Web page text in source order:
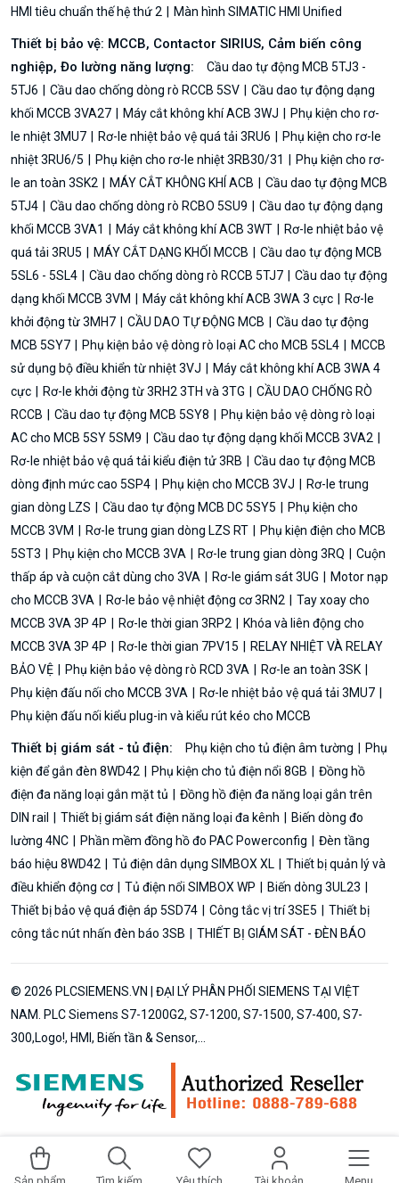
Thêm vào giỏ hàng Mua ngay
HMI tiêu chuẩn thế hệ thứ 2
Màn hình SIMATIC HMI Unified
Thiết bị bảo vệ: MCCB, Contactor SIRIUS, Cảm biến công
nghiệp, Đo lường năng lượng:
Cầu dao tự động MCB 5TJ3 -
5TJ6
Cầu dao chống dòng rò RCCB 5SV
Cầu dao tự động dạng
khối MCCB 3VA27
Máy cắt không khí ACB 3WJ
Phụ kiện cho rơ-
le nhiệt 3MU7
Rơ-le nhiệt bảo vệ quá tải 3RU6
Phụ kiện cho rơ-le
nhiệt 3RU6/5
Phụ kiện cho rơ-le nhiệt 3RB30/31
Phụ kiện cho rơ-
le an toàn 3SK2
MÁY CẮT KHÔNG KHÍ ACB
Cầu dao tự động MCB
5TJ4
Cầu dao chống dòng rò RCBO 5SU9
Cầu dao tự động dạng
khối MCCB 3VA1
Máy cắt không khí ACB 3WT
Rơ-le nhiệt bảo vệ
quá tải 3RU5
MÁY CẮT DẠNG KHỐI MCCB
Cầu dao tự động MCB
5SL6 - 5SL4
Cầu dao chống dòng rò RCCB 5TJ7
Cầu dao tự động
dạng khối MCCB 3VM
Máy cắt không khí ACB 3WA 3 cực
Rơ-le
khởi động từ 3MH7
CẦU DAO TỰ ĐỘNG MCB
Cầu dao tự động
MCB 5SY7
Phụ kiện bảo vệ dòng rò loại AC cho MCB 5SL4
MCCB
sử dụng bộ điều khiển từ nhiệt 3VJ
Máy cắt không khí ACB 3WA 4
cực
Rơ-le khởi động từ 3RH2 3TH và 3TG
CẦU DAO CHỐNG RÒ
RCCB
Cầu dao tự động MCB 5SY8
Phụ kiện bảo vệ dòng rò loại
AC cho MCB 5SY 5SM9
Cầu dao tự động dạng khối MCCB 3VA2
Rơ-le nhiệt bảo vệ quá tải kiểu điện tử 3RB
Cầu dao tự động MCB
dòng định mức cao 5SP4
Phụ kiện cho MCCB 3VJ
Rơ-le trung
gian dòng LZS
Cầu dao tự động MCB DC 5SY5
Phụ kiện cho
MCCB 3VM
Rơ-le trung gian dòng LZS RT
Phụ kiện điện cho MCB
5ST3
Phụ kiện cho MCCB 3VA Rơ-le trung gian dòng 3RQ
Cuộn
thấp áp và cuộn cắt dùng cho 3VA
Rơ-le giám sát 3UG
Motor nạp
cho MCCB 3VA
Rơ-le bảo vệ nhiệt động cơ 3RN2
Tay xoay cho
MCCB 3VA 3P 4P
Rơ-le thời gian 3RP2
Khóa và liên động cho
MCCB 3VA 3P 4P
Rơ-le thời gian 7PV15
RELAY NHIỆT VÀ RELAY
BẢO VỆ
Phụ kiện bảo vệ dòng rò RCD 3VA
Rơ-le an toàn 3SK
Phụ kiện đấu nối cho MCCB 3VA
Rơ-le nhiệt bảo vệ quá tải 3MU7
Phụ kiện đấu nối kiểu plug-in và kiểu rút kéo cho MCCB
Thiết bị giám sát - tủ điện: Phụ kiện cho tủ điện âm tường
Phụ
kiện để gắn đèn 8WD42
Phụ kiện cho tủ điện nổi 8GB
Đồng hồ
điện đa năng loại gắn mặt tủ
Đồng hồ điện đa năng loại gắn trên
DIN rail
Thiết bị giám sát điện năng loại đa kênh
Biến dòng đo
lường 4NC
Phần mềm đồng hồ đo PAC Powerconfig
Đèn tầng
báo hiệu 8WD42
Tủ điện dân dụng SIMBOX XL
Thiết bị quản lý và
điều khiển động cơ
Tủ điện nổi SIMBOX WP
Biến dòng 3UL23
Thiết bị bảo vệ quá điện áp 5SD74
Công tắc vị trí 3SE5
Thiết bị
công tắc nút nhấn đèn báo 3SB
THIẾT BỊ GIÁM SÁT - ĐÈN BÁO
© 2026 PLCSIEMENS.VN | ĐẠI LÝ PHÂN PHỐI SIEMENS TẠI VIỆT
NAM. PLC Siemens S7-1200G2, S7-1200, S7-1500, S7-400, S7-
300,Logo!, HMI, Biến tần & Sensor,...